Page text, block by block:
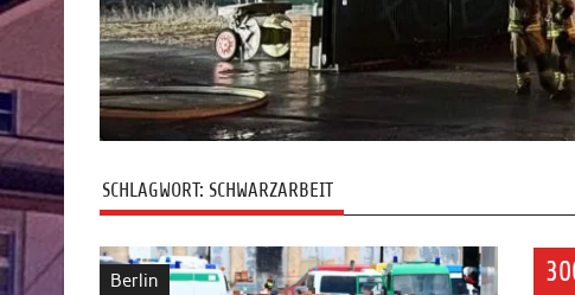
SCHLAGWORT: SCHWARZARBEIT
Berlin